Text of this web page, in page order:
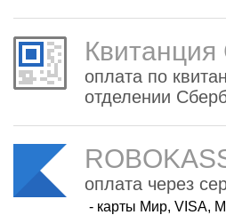
оплата по
отделении
оплата через
- карты Мир, VISA,